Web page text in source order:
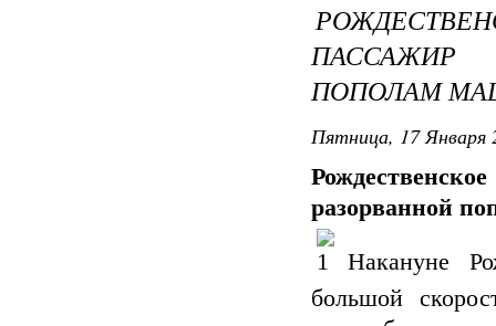
ПОПОЛАМ
Пятница, 17 Января
разорванной
Накануне
большой